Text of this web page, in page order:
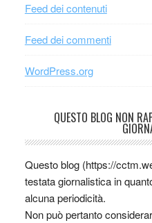
Feed dei contenuti
Feed dei commenti
WordPress.org
QUESTO BLOG NON
Questo blog (https://
testata giornalistica in
alcuna periodicità.
Non può pertanto